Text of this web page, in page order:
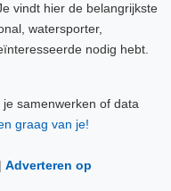
vindt hier de belangrijkste
watersporter,
nodig hebt.
samenwerken of data
graag van je!
| Adverteren op